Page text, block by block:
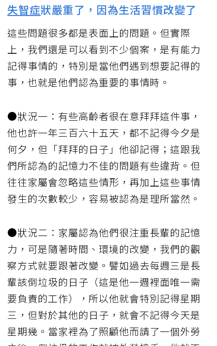
失智症狀嚴重了，因為生活習慣改變了
這些問題很多都是表面上的問題。但實際
上，我們還是可以看到不少個案，是有能力
記得事情的，特別是當他們遇到想要記得的
事，也就是他們認為重要的事情時。
●狀況一：有些高齡者很在意拜拜這件事，
他也許一年三百六十五天，都不記得今夕是
何夕，但「拜拜的日子」他卻記得；這跟我
們所認為的記憶力不佳的問題有些違背。但
往往家屬會忽略這些情形，再加上這些事情
發生的次數較少，容易被認為是理所當然。
●狀況二：家屬認為他們很注重長輩的記憶
力，可是隨著時間、環境的改變，我們的觀
察方式就要跟著改變。譬如過去每週三是長
輩該倒垃圾的日子（這是他一週裡面唯一需
要負責的工作），所以他就會特別記得星期
三，但對於其他的日子，就會不記得今天是
星期幾。當家裡為了照顧他而請了一個外勞